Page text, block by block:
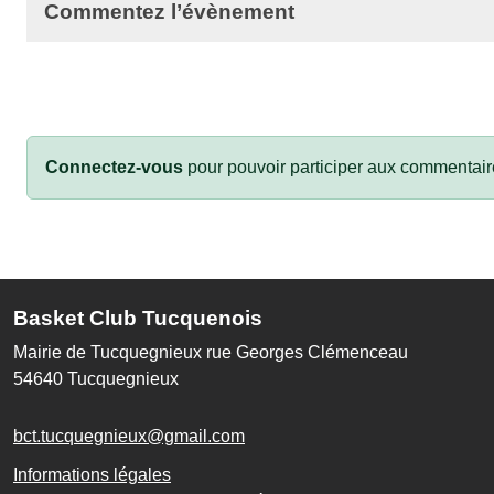
Commentez l’évènement
Connectez-vous pour pouvoir participer aux
Basket Club Tucquenois
Mairie de Tucquegnieux rue Georges Clémenceau
54640 Tucquegnieux
bct.tucquegnieux@gmail.com
Informations légales